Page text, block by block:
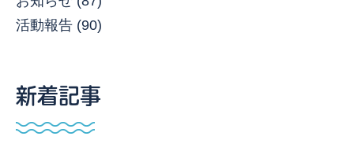
活動報告 (90)
新着記事